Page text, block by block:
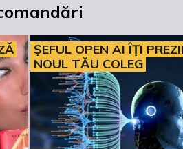
ȘEFUL OPEN AI ÎȚI
NOUL TĂU COLEG